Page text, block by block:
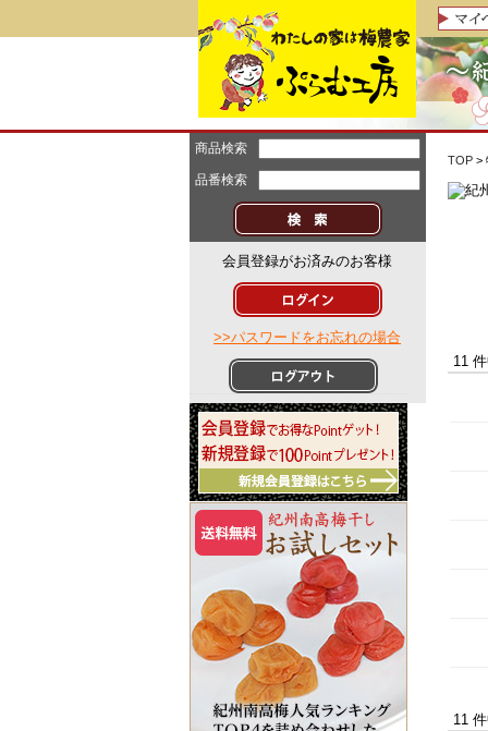
商品検索
品番検索
会員登録がお済みのお客様
>>パスワードをお忘れの場合
TOP>
11
11